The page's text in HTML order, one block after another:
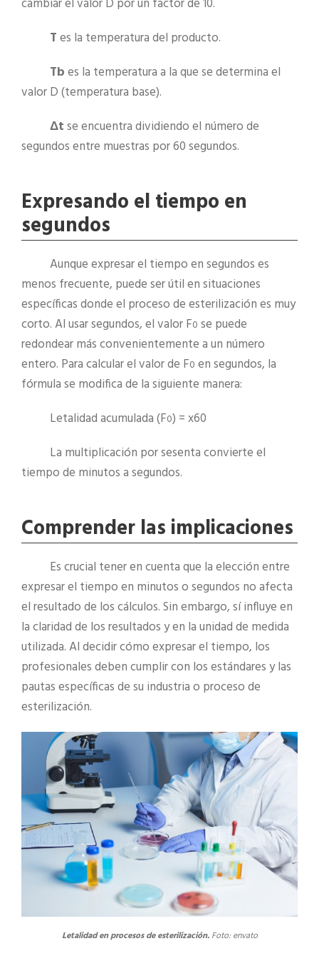
cambiar el valor D por un factor de 10.
Tes la temperatura del producto.
Tbes la temperatura a la que se determina el
valor D (temperatura base).
Δtse encuentra dividiendo el número de
segundos entre muestras por 60 segundos.
Expresando el tiempo en
segundos
Aunque expresar el tiempo en segundos es
menos frecuente, puede ser útil en situaciones
específicas donde el proceso de esterilización es muy
corto. Al usar segundos, el valor F0 se puede
redondear más convenientemente a un número
entero. Para calcular el valor de F0 en segundos, la
fórmula se modifica de la siguiente manera:
Letalidad acumulada (F0) = x60
La multiplicación por sesenta convierte el
tiempo de minutos a segundos.
Comprender las implicaciones
Es crucial tener en cuenta que la elección entre
expresar el tiempo en minutos o segundos no afecta
el resultado de los cálculos. Sin embargo, sí influye en
la claridad de los resultados y en la unidad de medida
utilizada. Al decidir cómo expresar el tiempo, los
profesionales deben cumplir con los estándares y las
pautas específicas de su industria o proceso de
esterilización.
Letalidad en procesos de esterilización.Foto: envato